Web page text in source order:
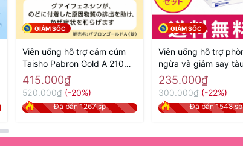
GIẢM SỐC
Viên uống hỗ trợ cảm cúm
Taisho Pabron Gold A 210
viên – Hàng Nhật nội địa
415.000₫
520.000₫ (-20%)
Đã bán 1267 sp
GIẢM SỐC
Viên uống hỗ trợ
ngừa và giảm say
Aneron 10 viên -
chính hãng
235.000₫
300.000₫ (-22%)
Đã bán 1548 sp